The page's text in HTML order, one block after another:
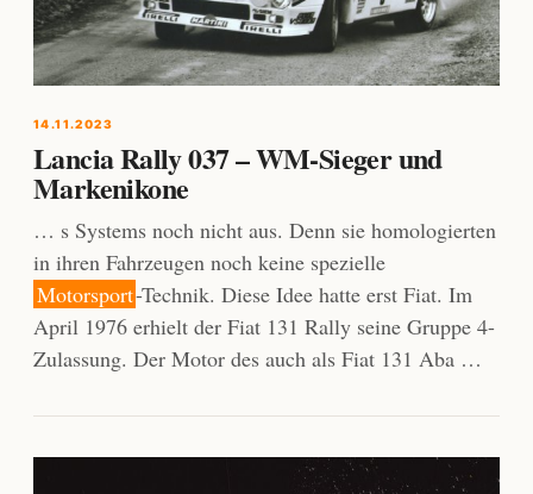
14.11.2023
Lancia Rally 037 – WM-Sieger und
Markenikone
… s Systems noch nicht aus. Denn sie homologierten
in ihren Fahrzeugen noch keine spezielle
Motorsport-Technik. Diese Idee hatte erst Fiat. Im
April 1976 erhielt der Fiat 131 Rally seine Gruppe 4-
Zulassung. Der Motor des auch als Fiat 131 Aba …